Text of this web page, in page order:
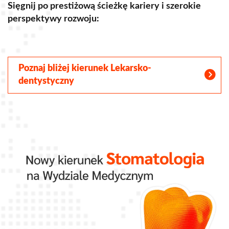
Sięgnij po prestiżową ścieżkę kariery i szerokie
perspektywy rozwoju:
Poznaj bliżej kierunek Lekarsko-
dentystyczny